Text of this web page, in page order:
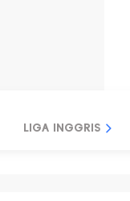
LIGA INGGRIS